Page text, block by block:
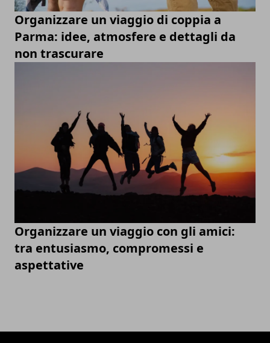
Organizzare un viaggio di coppia a
Parma: idee, atmosfere e dettagli da
non trascurare
Organizzare un viaggio con gli amici:
tra entusiasmo, compromessi e
aspettative